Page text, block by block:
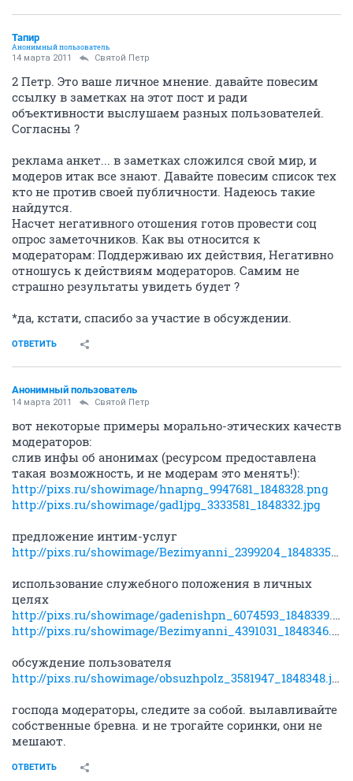
Тапир
Анонимный пользователь
14 марта 2011 Святой Петр
2 Петр. Это ваше личное мнение. давайте повесим
ссылку в заметках на этот пост и ради
объективности выслушаем разных пользователей.
Согласны ?
реклама анкет... в заметках сложился свой мир, и
модеров итак все знают. Давайте повесим список тех
кто не против своей публичности. Надеюсь такие
найдутся.
Насчет негативного отошения готов провести соц
опрос заметочников. Как вы относится к
модераторам: Поддерживаю их действия, Негативно
отношусь к действиям модераторов. Самим не
страшно результаты увидеть будет ?
*да, кстати, спасибо за участие в обсуждении.
ОТВЕТИТЬ
Анонимный пользователь
14 марта 2011 Святой Петр
вот некоторые примеры морально-этических качеств
модераторов:
слив инфы об анонимах (ресурсом предоставлена
такая возможность, и не модерам это менять!):
http://pixs.ru/showimage/hnapng_9947681_1848328.png
http://pixs.ru/showimage/gad1jpg_3333581_1848332.jpg
предложение интим-услуг
http://pixs.ru/showimage/Bezimyanni_2399204_1848335.jpg
использование служебного положения в личных
целях
http://pixs.ru/showimage/gadenishpn_6074593_1848339.png
http://pixs.ru/showimage/Bezimyanni_4391031_1848346.jpg
обсуждение пользователя
http://pixs.ru/showimage/obsuzhpolz_3581947_1848348.jpg
господа модераторы, следите за собой. вылавливайте
собственные бревна. и не трогайте соринки, они не
мешают.
ОТВЕТИТЬ